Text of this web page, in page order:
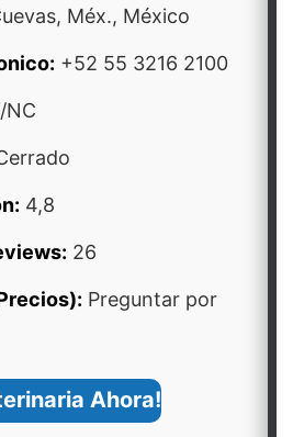
Méx., México
+52 55 3216 2100
NC
4,8
26
Preguntar por
Ahora!